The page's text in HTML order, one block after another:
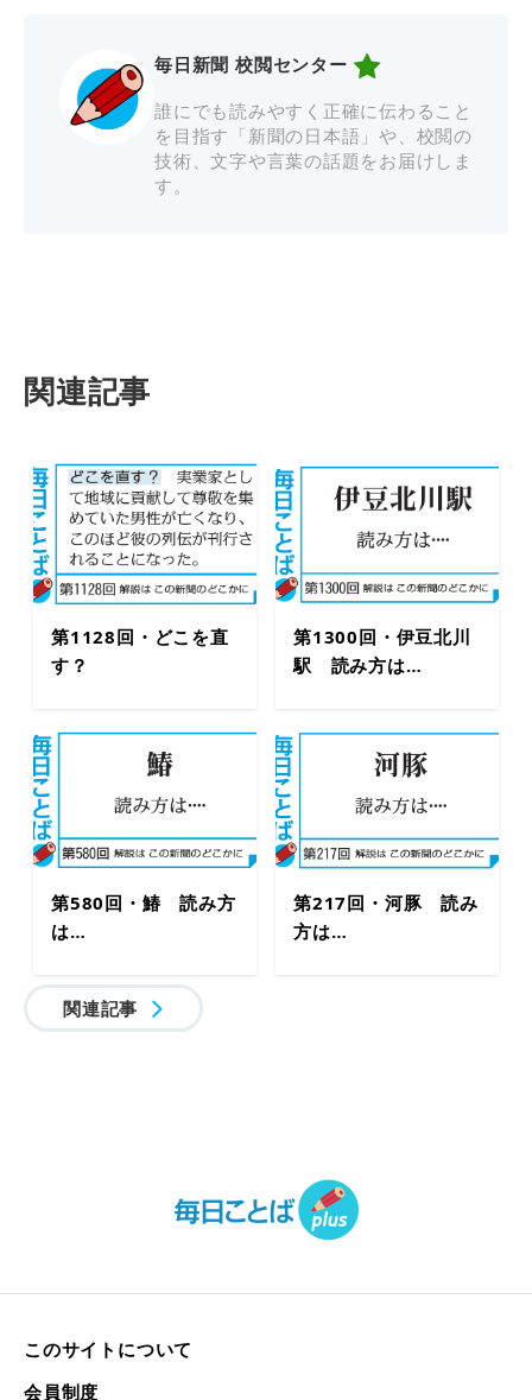
毎日新聞 校閲センター
誰にでも読みやすく正確に伝わること
を目指す「新聞の日本語」や、校閲の
技術、文字や言葉の話題をお届けしま
す。
関連記事
第1128回・どこを直
す？
第1300回・伊豆北川
駅 読み方は…
第580回・鰆 読み方
は…
第217回・河豚 読み
方は…
関連記事
このサイトについて
会員制度